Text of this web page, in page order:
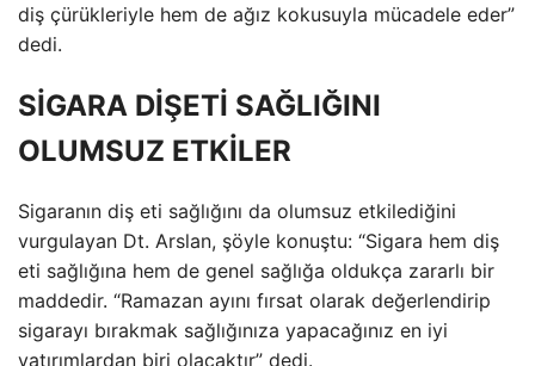
diş çürükleriyle hem de ağız kokusuyla mücadele eder”
dedi.
SİGARA DİŞETİ SAĞLIĞINI
OLUMSUZ ETKİLER
Sigaranın diş eti sağlığını da olumsuz etkilediğini
vurgulayan Dt. Arslan, şöyle konuştu: “Sigara hem diş
eti sağlığına hem de genel sağlığa oldukça zararlı bir
maddedir. “Ramazan ayını fırsat olarak değerlendirip
sigarayı bırakmak sağlığınıza yapacağınız en iyi
yatırımlardan biri olacaktır” dedi.